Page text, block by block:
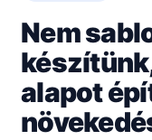
Nem
alapot